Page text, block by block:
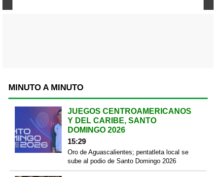
MINUTO A MINUTO
JUEGOS CENTROAMERICANOS
Y DEL CARIBE, SANTO
DOMINGO 2026
15:29
Oro de Aguascalientes; pentatleta local se
sube al podio de Santo Domingo 2026